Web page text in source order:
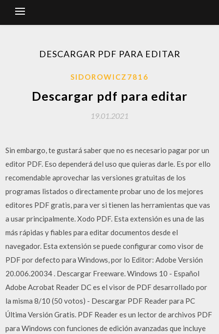
DESCARGAR PDF PARA EDITAR
SIDOROWICZ7816
Descargar pdf para editar
19.01.2021
Sin embargo, te gustará saber que no es necesario pagar por un
editor PDF. Eso dependerá del uso que quieras darle. Es por ello
recomendable aprovechar las versiones gratuitas de los
programas listados o directamente probar uno de los mejores
editores PDF gratis, para ver si tienen las herramientas que vas
a usar principalmente. Xodo PDF. Esta extensión es una de las
más rápidas y fiables para editar documentos desde el
navegador. Esta extensión se puede configurar como visor de
PDF por defecto para Windows, por lo Editor: Adobe Versión
20.006.20034 . Descargar Freeware. Windows 10 - Español
Adobe Acrobat Reader DC es el visor de PDF desarrollado por
la misma 8/10 (50 votos) - Descargar PDF Reader para PC
Última Versión Gratis. PDF Reader es un lector de archivos PDF
para Windows con funciones de edición avanzadas que incluye